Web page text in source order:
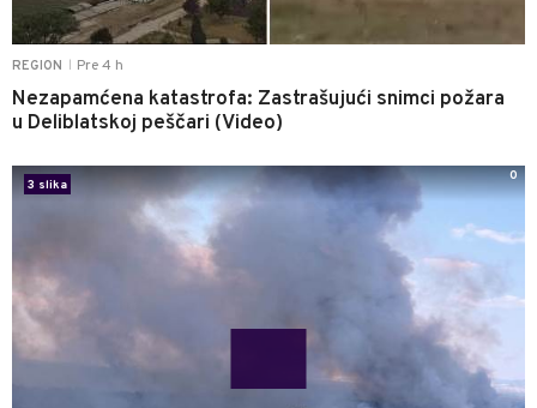
REGION Pre 4 h
Nezapamćena katastrofa: Zastrašujući snimci požara
u Deliblatskoj peščari (Video)
3 slika
0